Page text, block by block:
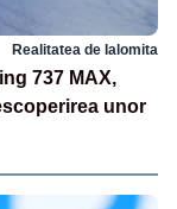
Realitatea de Ialomita
737 MAX,
unor